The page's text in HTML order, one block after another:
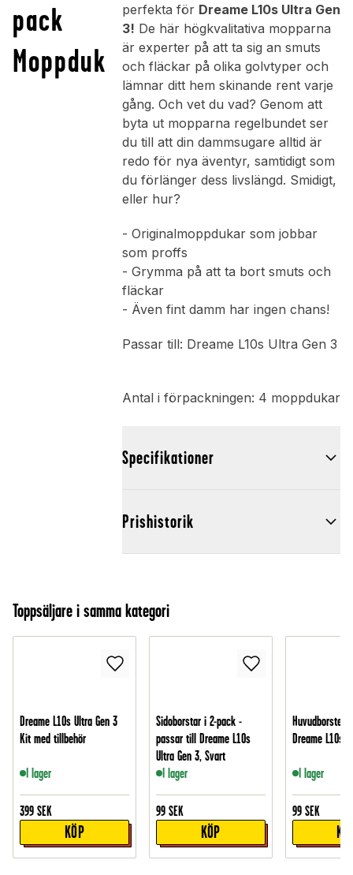
pack
Moppduk
perfekta för Dreame L10s Ultra Gen
3! De här högkvalitativa mopparna
är experter på att ta sig an smuts
och fläckar på olika golvtyper och
lämnar ditt hem skinande rent varje
gång. Och vet du vad? Genom att
byta ut mopparna regelbundet ser
du till att din dammsugare alltid är
redo för nya äventyr, samtidigt som
du förlänger dess livslängd. Smidigt,
eller hur?
- Originalmoppdukar som jobbar
som proffs
- Grymma på att ta bort smuts och
fläckar
- Även fint damm har ingen chans!
Passar till: Dreame L10s Ultra Gen 3
Antal i förpackningen: 4 moppdukar
Specifikationer
Prishistorik
Toppsäljare i samma kategori
Dreame L10s Ultra Gen 3
Kit med tillbehör
I lager
399 SEK
KÖP
Sidoborstar i 2-pack -
passar till Dreame L10s
Ultra Gen 3, Svart
I lager
99 SEK
KÖP
Huvudborste
Dreame L10s
I lager
99 SEK